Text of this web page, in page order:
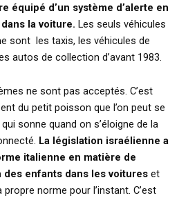
équipé d’un système d’alerte en
la voiture. Les seuls véhicules
sont les taxis, les véhicules de
autos de collection d’avant 1983.
ne sont pas acceptés. C’est
du petit poisson que l’on peut se
sonne quand on s’éloigne de la
La législation israélienne a
italienne en matière de
enfants dans les voitures et
norme pour l’instant. C’est